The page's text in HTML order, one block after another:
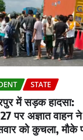
STATE
में सड़क हादसा:
पर अज्ञात वाहन ने
को कुचला, मौके